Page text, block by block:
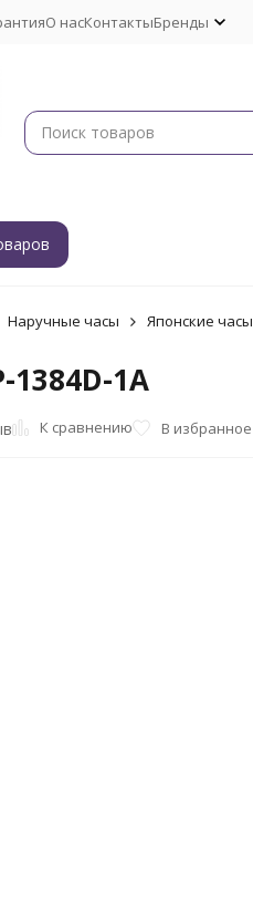
О насКонтактыБренды
Наручные часы Японские часы
1384D-1A
К сравнению В избранное